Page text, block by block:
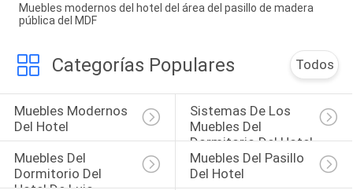
Muebles modernos del hotel del área del pasillo de madera
pública del MDF
Categorías Populares Todos
Muebles Modernos
Del Hotel
Sistemas De Los
Muebles Del
Dormitorio Del Hotel
Muebles Del
Dormitorio Del
Muebles Del Pasillo
Del Hotel